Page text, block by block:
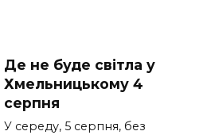
Де не буде світла у
Хмельницькому 4
серпня
У середу, 5 серпня, без